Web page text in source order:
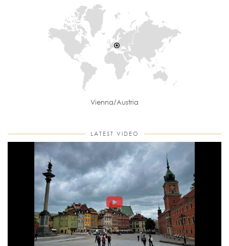
Vienna/Austria
LATEST VIDEO